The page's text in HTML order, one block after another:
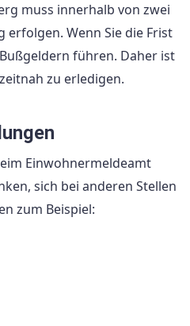
muss innerhalb von zwei
erfolgen. Wenn Sie die Frist
führen. Daher ist
zu erledigen.
Einwohnermeldeamt
sich bei anderen Stellen
zum Beispiel: